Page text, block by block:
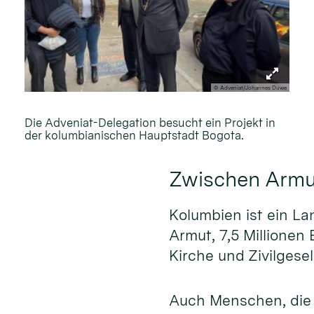
© Adveniat/Johannes Duwe
Die Adveniat-Delegation besucht ein Projekt in
der kolumbianischen Hauptstadt Bogota.
Zwischen
Kolumbien ist ein
Armut, 7,5
Kirche und
Auch Menschen,